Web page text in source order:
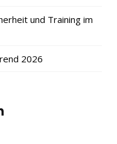
und Training im
2026